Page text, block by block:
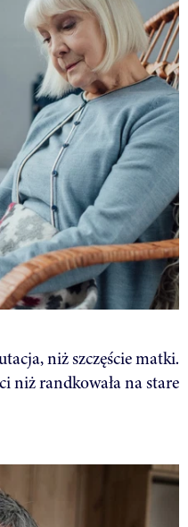
niż szczęście matki.
niż randkowała na stare